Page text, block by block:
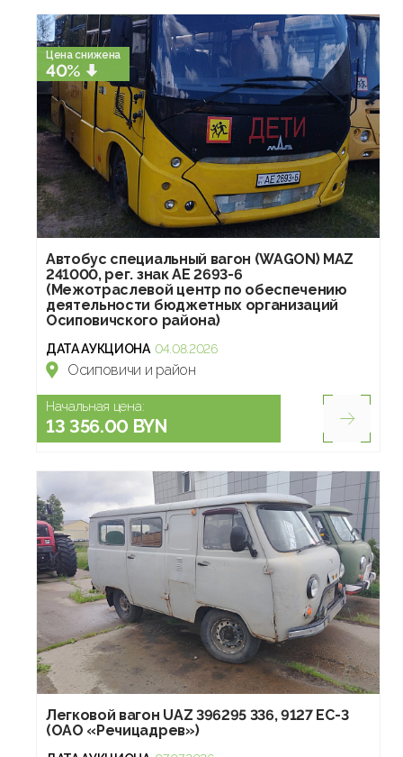
Цена снижена
40%
Автобус специальный вагон (WAGON) MAZ
241000, рег. знак AE 2693-6
(Межотраслевой центр по обеспечению
деятельности бюджетных организаций
Осиповичского района)
ДАТА АУКЦИОНА 04.08.2026
Осиповичи и район
Начальная цена:
13 356.00 BYN
Легковой вагон UAZ 396295 336, 9127 ЕС-3
(ОАО «Речицадрев»)